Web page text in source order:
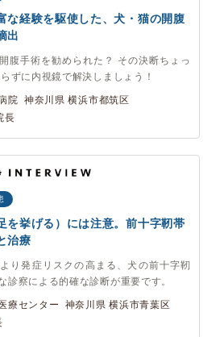
な経験を駆使した、犬・猫の開腹
出
腹手術を勧められた？ その決断ちょっ
ずに内視鏡で解決しましょう！
院 神奈川県 横浜市都筑区
長
を挙げる）には注意。前十字靭帯
治療
り発症リスクの高まる、犬の前十字靭
診察による的確な診断が重要です。
療センター 神奈川県 横浜市青葉区